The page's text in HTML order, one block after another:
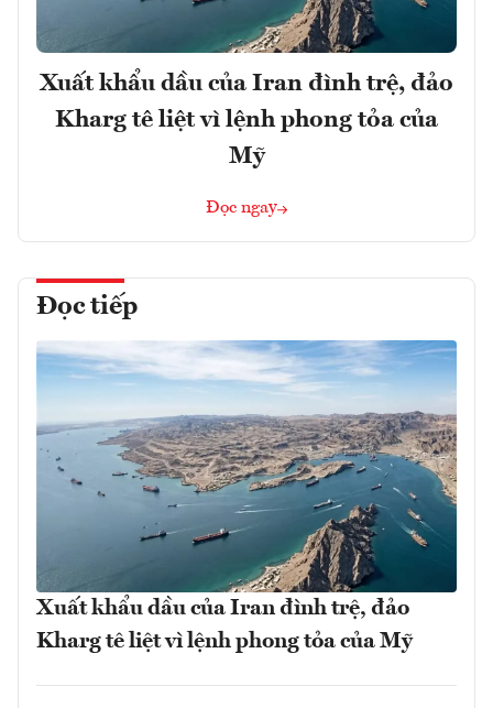
Xuất khẩu dầu của Iran đình trệ, đảo
Kharg tê liệt vì lệnh phong tỏa của
Mỹ
Đọc ngay
Đọc tiếp
Xuất khẩu dầu của Iran đình trệ, đảo
Kharg tê liệt vì lệnh phong tỏa của Mỹ